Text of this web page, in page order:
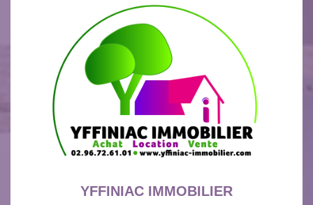
YFFINIAC IMMOBILIER